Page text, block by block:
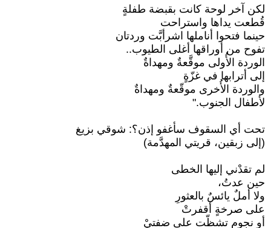
لكن آخر لوحة كانت بقبضة طفلةٍ
قُطعت يداها واستراحت
حينما فتحوا أناملها اشرأبَّت وردتان
تفوح من أوراقها أغلى الطيوب..
الوردة الأُولى موقَّعةٌ ومهداةٌ
إلى أترابها في غزّةٍ
والوردة الأُخرى موقّعةٌ ومهداةٌ
لأطفال الجنوب."
تحت أي السقوف سأغفو إذن؟: شوقي بزيغ
(إلى زبقين، قريتي المهدَّمة)
لم تقدْني إليها الخطى
حين عدتُ،
ولا أملٌ يائسٌ بالعثورِ
على صرخةٍ أقفرتْ
أو نجومٍ تشظّت على ضفتيْ